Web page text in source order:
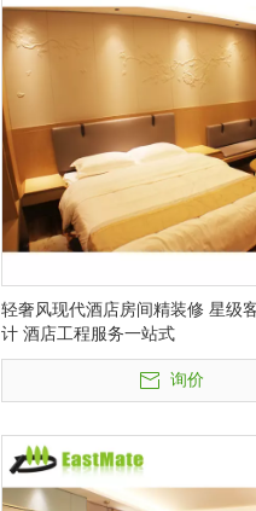
轻奢风现代酒店房间精装修 星级
计 酒店工程服务一站式
询价